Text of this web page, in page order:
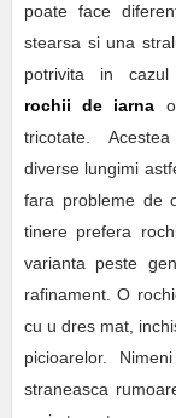
poate face
stearsa si una
potrivita in cazul
rochii de iarna
tricotate.
diverse lungimi
fara probleme de
tinere prefera
varianta peste
rafinament. O
cu u dres mat,
picioarelor.
straneasca